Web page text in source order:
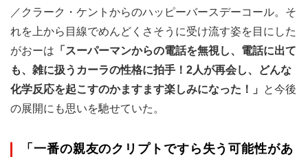
／クラーク・ケントからのハッピーバースデーコール。そ
れを上から目線でめんどくさそうに受け流す姿を目にした
がおーは 「スーパーマンからの電話を無視し、電話に出て
も、雑に扱うカーラの性格に拍手！2人が再会し、どんな
化学反応を起こすのかますます楽しみになった！」
と今後
の展開にも思いを馳せていた。
「一番の親友のクリプトですら失う可能性があ